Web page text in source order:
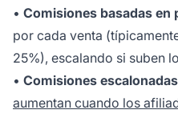
• Comisiones basadas en
por cada venta
25%), escalando si suben
• Comisiones
aumentan cuando los